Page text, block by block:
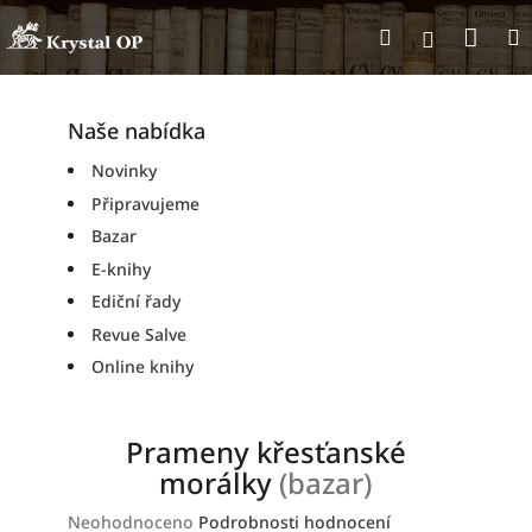
Přejít
na
obsah
Hledat
Naše nabídka
Novinky
Připravujeme
Bazar
E-knihy
Ediční řady
Revue Salve
Online knihy
Prameny křesťanské
morálky (bazar)
Průměrné
Neohodnoceno Podrobnosti hodnocení